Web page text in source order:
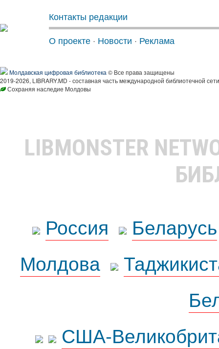
Контакты редакции
О проекте · Новости · Реклама
Молдавская цифровая библиотека © Все права защищены
2019-2026, LIBRARY.MD - составная часть международной библиотечной
Сохраняя наследие Молдовы
LIBMONSTER
Россия
Беларусь
Молдова
США-